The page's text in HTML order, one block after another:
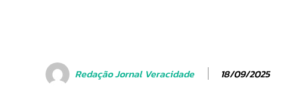
Redação Jornal Veracidade 18/09/2025